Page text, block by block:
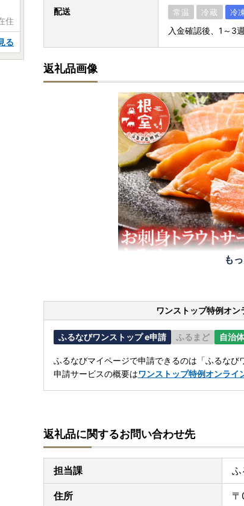
配送 常温 冷蔵 冷
入金確認後、1～3
返礼品画像
も
ワンストップ特例オン
ふるなびワンストップ e申請 ふるまど 自治
ふるなびマイページで申請できるのは「ふるなび
申請サービスの概要はワンストップ特例オンライ
返礼品に関するお問い合わせ先
担当課 ふ
住所
住
る